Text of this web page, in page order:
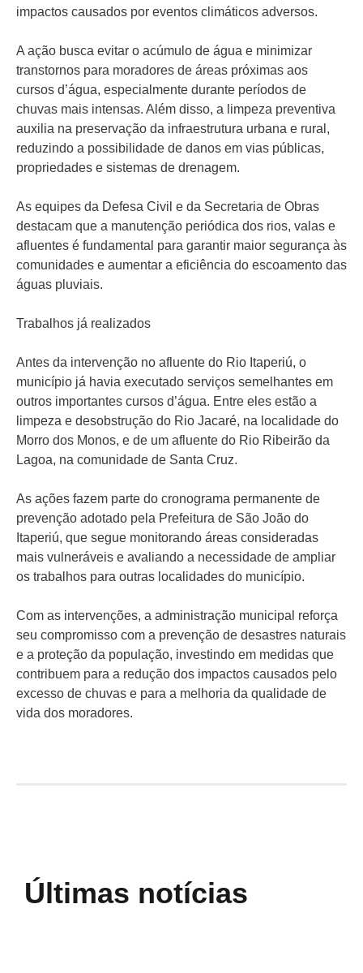
impactos causados por eventos climáticos adversos.
A ação busca evitar o acúmulo de água e minimizar
transtornos para moradores de áreas próximas aos
cursos d’água, especialmente durante períodos de
chuvas mais intensas. Além disso, a limpeza preventiva
auxilia na preservação da infraestrutura urbana e rural,
reduzindo a possibilidade de danos em vias públicas,
propriedades e sistemas de drenagem.
As equipes da Defesa Civil e da Secretaria de Obras
destacam que a manutenção periódica dos rios, valas e
afluentes é fundamental para garantir maior segurança às
comunidades e aumentar a eficiência do escoamento das
águas pluviais.
Trabalhos já realizados
Antes da intervenção no afluente do Rio Itaperiú, o
município já havia executado serviços semelhantes em
outros importantes cursos d’água. Entre eles estão a
limpeza e desobstrução do Rio Jacaré, na localidade do
Morro dos Monos, e de um afluente do Rio Ribeirão da
Lagoa, na comunidade de Santa Cruz.
As ações fazem parte do cronograma permanente de
prevenção adotado pela Prefeitura de São João do
Itaperiú, que segue monitorando áreas consideradas
mais vulneráveis e avaliando a necessidade de ampliar
os trabalhos para outras localidades do município.
Com as intervenções, a administração municipal reforça
seu compromisso com a prevenção de desastres naturais
e a proteção da população, investindo em medidas que
contribuem para a redução dos impactos causados pelo
excesso de chuvas e para a melhoria da qualidade de
vida dos moradores.
Últimas notícias